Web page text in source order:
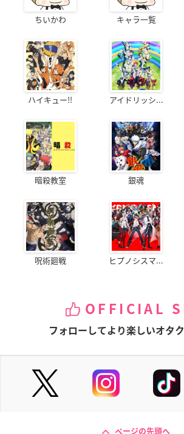
ちいかわ キャラ一覧
ハイキュー!! アイドリッシ...
暗殺教室 銀魂
呪術廻戦 ヒプノシスマ...
OFFICIAL
フォローしてより楽しいオタ
ページの先頭へ